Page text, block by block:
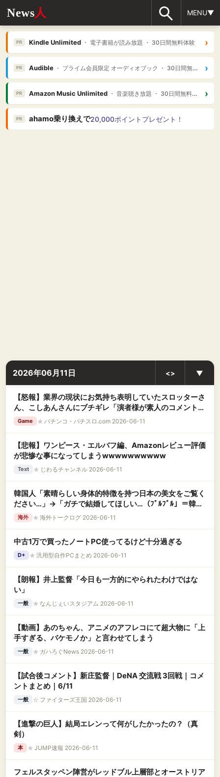
News人 MENU▼
PR Kindle Unlimited・ 電子書籍が読み放題 ・ 30日間無料体験 ›
PR Audible・ プライム会員限定 オーディオブック ・ 30日間無料体験 ›
PR Amazon Music Unlimited・ 音楽聴き放題 ・ 30日間無料体験 ›
PR ahamo乗り換えで20,000ポイントプレゼント！
2026年06月11日 <> ▼
【怒報】業界の現状にお気持ち表明していたスロッターさ
ん、こしあんさんにブチギレ「演者様が素人のコメント欄
漁ってインプ稼ぎしてるんじゃねぇよ」
Game ★ パチンコ・パチスロ.com 2026-06-11
【悲報】ワンピース・エルバフ編、Amazonレビュー評価
が悲惨な事になってしまうwwwwwwwwww
Text ★ じわるチャンネル 2026-06-11
韓国人「素晴らしい身体的特徴を持つ日本の美女をご覧く
ださい…」→「ガチで結婚してほしい…（ﾌﾞﾙﾌﾞﾙ」＝韓国
の反応
海外 ★ 海外トークログ 2026-06-11
中古1万で買ったノートPC使ってるけど十分過ぎる
D+ ★ 汎用型自作PCまとめ 2026-06-11
【朗報】井上監督「今日も一方的にやられたわけではな
い」
一般 ★ なんじぇいスタジアム 2026-06-11
【動画】あのちゃん、アニメのアフレコにて超大物に「上
手すぎる、バケモノか」と言わせてしまう
一般 ★ ガハろぐNews 2026-06-11
【試合後コメント】新庄監督｜DeNA 交流戦 3回戦｜コメ
ントまとめ｜6/11
一般 ☆ ファイターズ王国 2026-06-11
【進撃の巨人】結局エレンって何がしたかったの？（真
剣）
本 ★ JUMP速報 2026-06-11
フェルスタッペン陣営がレッドブル上層部とオーストリア